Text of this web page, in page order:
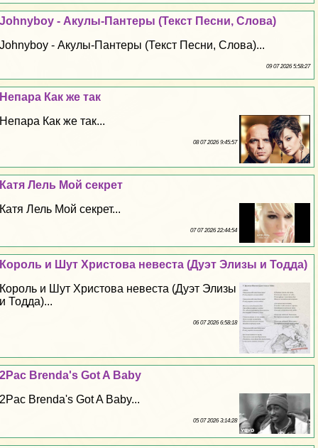
Johnyboy - Акулы-Пантеры (Текст Песни, Слова)
Johnyboy - Акулы-Пантеры (Текст Песни, Слова)...
09 07 2026 5:58:27
Непара Как же так
Непара Как же так...
08 07 2026 9:45:57
Катя Лель Мой секрет
Катя Лель Мой секрет...
07 07 2026 22:44:54
Король и Шут Христова невеста (Дуэт Элизы и Тодда)
Король и Шут Христова невеста (Дуэт Элизы
и Тодда)...
06 07 2026 6:58:18
2Pac Brenda's Got A Baby
2Pac Brenda's Got A Baby...
05 07 2026 3:14:28